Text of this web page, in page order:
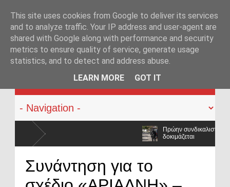
KATEHACKER
Πρώην συνδικαλιστικό στέλεχος της ΕΛ.ΑΣ. στο
κόσμου;
«Η Ελλάδα δεν είναι μόνο η Αθήνα»: Ηχηρό μήνυμα από
Συνάντηση για το
This site uses cookies from Google to deliver its services
and to analyze traffic. Your IP address and user-agent are
shared with Google along with performance and security
metrics to ensure quality of service, generate usage
statistics, and to detect and address abuse.
LEARN MORE
GOT IT